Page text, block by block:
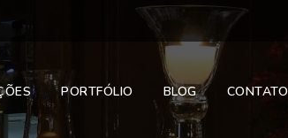
PORTFÓLIO BLOG CONTATO